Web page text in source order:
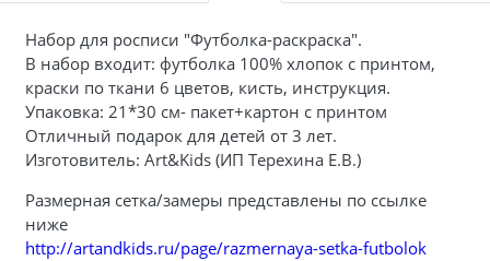
Набор для росписи "Футболка-раскраска".
В набор входит: футболка 100% хлопок с принтом,
краски по ткани 6 цветов, кисть, инструкция.
Упаковка: 21*30 см- пакет+картон с принтом
Отличный подарок для детей от 3 лет.
Изготовитель: Art&Kids (ИП Терехина Е.В.)
Размерная сетка/замеры представлены по ссылке
ниже
http://artandkids.ru/page/razmernaya-setka-futbolok